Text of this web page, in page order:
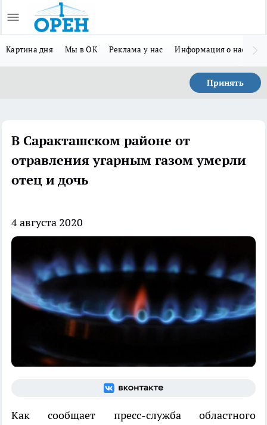
Картина дня Мы в ОК Реклама у нас Информация о нас
Принять
В Саракташском районе от
отравления угарным газом умерли
отец и дочь
4 августа 2020
Как сообщает пресс-служба областного